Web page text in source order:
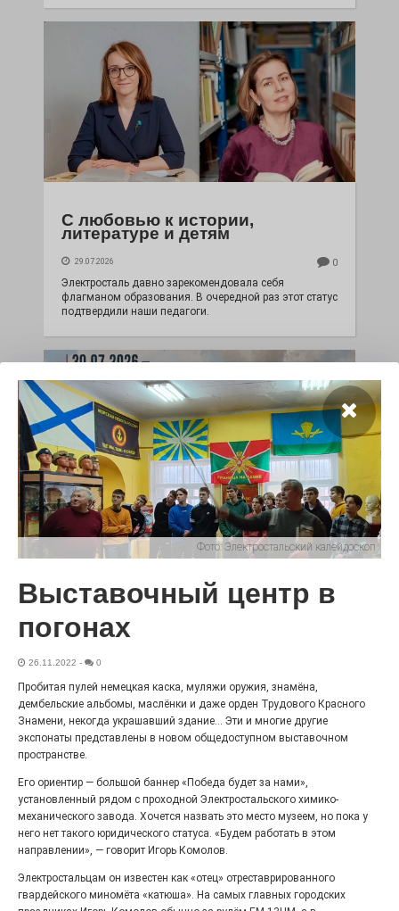
С любовью к истории,
литературе и детям
29.07.2026 0
Электросталь давно зарекомендовала себя
флагманом образования. В очередной раз этот статус
подтвердили наши педагоги.
Чувство Родины — одно на
всех
28.07.2026 0
Выставка «Палитра героизма» — новый масштабный
проект, на который электростальцев приглашает к
себе Выставочный зал им. Олега Коняшина.
«Районы-кварталы»
путешествуют по городу
Фото: Электростальский калейдоскоп
Выставочный центр в
погонах
26.11.2022 - 0
Пробитая пулей немецкая каска, муляжи оружия, знамёна,
дембельские альбомы, маслёнки и даже орден Трудового Красного
Знамени, некогда украшавший здание... Эти и многие другие
экспонаты представлены в новом общедоступном выставочном
пространстве.
Его ориентир — большой баннер «Победа будет за нами»,
установленный рядом с проходной Электростальского химико-
механического завода. Хочется назвать это место музеем, но пока у
него нет такого юридического статуса. «Будем работать в этом
направлении», — говорит Игорь Комолов.
Электростальцам он известен как «отец» отреставрированного
гвардейского миномёта «катюша». На самых главных городских